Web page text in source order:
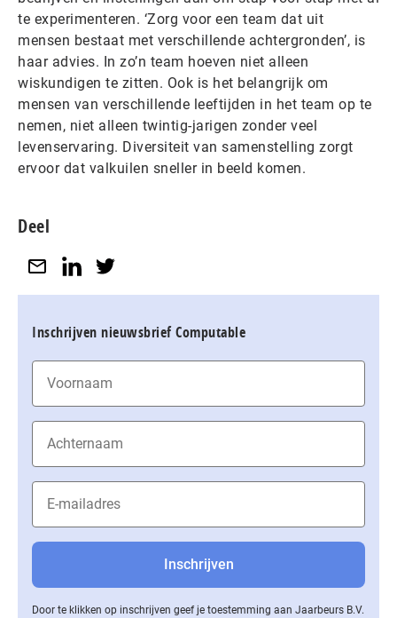
te experimenteren. ‘Zorg voor een team dat uit
mensen bestaat met verschillende achtergronden’, is
haar advies. In zo’n team hoeven niet alleen
wiskundigen te zitten. Ook is het belangrijk om
mensen van verschillende leeftijden in het team op te
nemen, niet alleen twintig-jarigen zonder veel
levenservaring. Diversiteit van samenstelling zorgt
ervoor dat valkuilen sneller in beeld komen.
Deel
Inschrijven nieuwsbrief Computable
Door te klikken op inschrijven geef je toestemming aan Jaarbeurs B.V.